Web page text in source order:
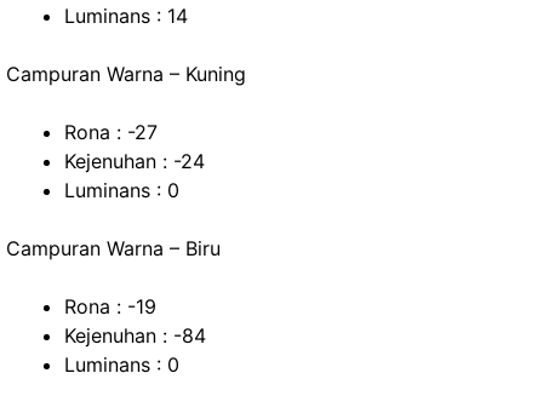
Luminans : 14
Campuran Warna – Kuning
Rona : -27
Kejenuhan : -24
Luminans : 0
Campuran Warna – Biru
Rona : -19
Kejenuhan : -84
Luminans : 0